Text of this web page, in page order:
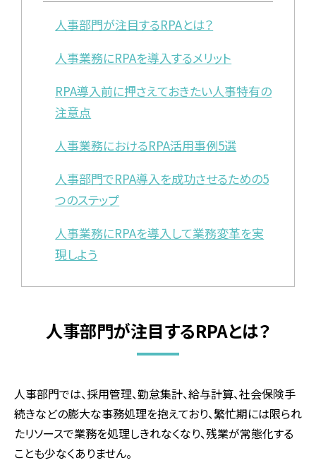
人事部門が注目するRPAとは？
人事業務にRPAを導入するメリット
RPA導入前に押さえておきたい人事特有の
注意点
人事業務におけるRPA活用事例5選
人事部門でRPA導入を成功させるための5
つのステップ
人事業務にRPAを導入して業務変革を実
現しよう
人事部門が注目するRPAとは？
人事部門では、採用管理、勤怠集計、給与計算、社会保険手
続きなどの膨大な事務処理を抱えており、繁忙期には限られ
たリソースで業務を処理しきれなくなり、残業が常態化する
ことも少なくありません。